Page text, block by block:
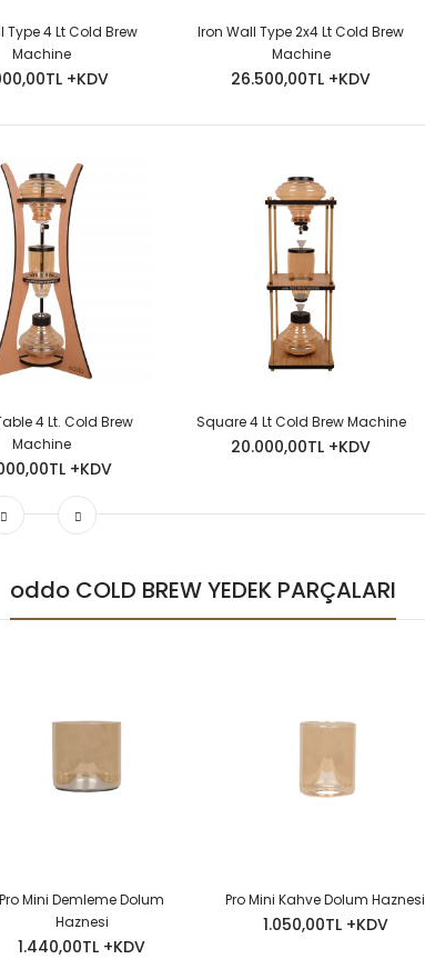
Type 4 Lt Cold Brew
Machine
+KDV
Iron Wall Type 2x4 Lt Cold Brew
Machine
26.500,00TL +KDV
4 Lt. Cold Brew
Machine
+KDV
Square 4 Lt Cold Brew Machine
20.000,00TL +KDV
oddo COLD BREW YEDEK PARÇALARI
Pro Mini Demleme Dolum
Haznesi
1.440,00TL +KDV
Pro Mini Kahve Dolum Haznesi
1.050,00TL +KDV